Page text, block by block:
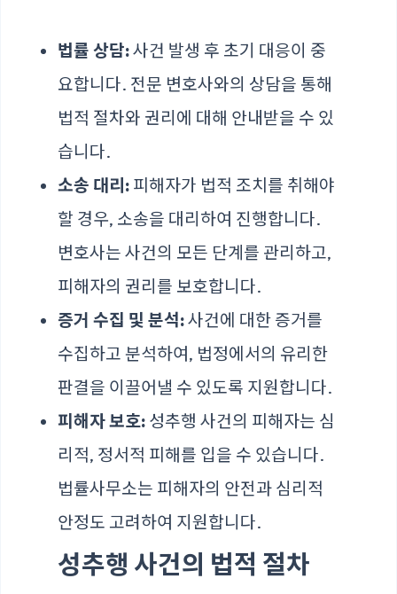
법률 상담:사건 발생 후 초기 대응이 중
요합니다. 전문 변호사와의 상담을 통해
법적 절차와 권리에 대해 안내받을 수 있
습니다.
소송 대리: 피해자가 법적 조치를 취해야
할 경우, 소송을 대리하여 진행합니다.
변호사는 사건의 모든 단계를 관리하고,
피해자의 권리를 보호합니다.
증거 수집 및 분석:사건에 대한 증거를
수집하고 분석하여, 법정에서의 유리한
판결을 이끌어낼 수 있도록 지원합니다.
피해자 보호: 성추행 사건의 피해자는 심
리적, 정서적 피해를 입을 수 있습니다.
법률사무소는 피해자의 안전과 심리적
안정도 고려하여 지원합니다.
성추행 사건의 법적 절차